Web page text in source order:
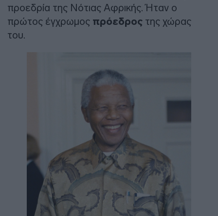
προεδρία της Νότιας Αφρικής. Ήταν ο
πρώτος έγχρωμος πρόεδρος της χώρας
του.